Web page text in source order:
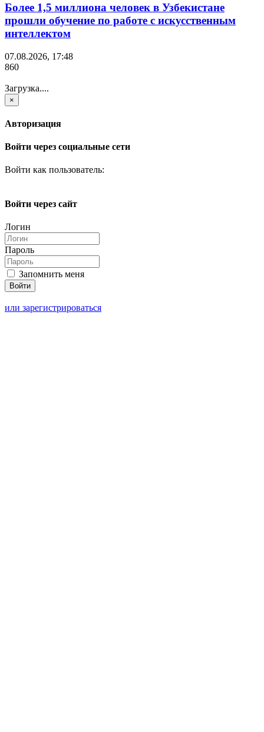
Более 1,5 миллиона человек в Узбекистане
прошли обучение по работе с искусственным
интеллектом
07.08.2026, 17:48
860
Загрузка....
×
Авторизация
Войти через социальные сети
Войти как пользователь:
Войти через сайт
Логин
Пароль
Запомнить меня
или зарегистрироваться